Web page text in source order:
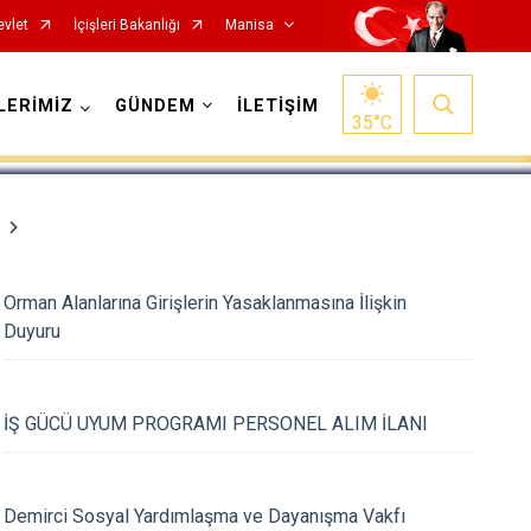
İçişleri Bakanlığı Manisa
Saruhanlı
GÜNDEM İLETİŞİM
35°C
Orman Alanlarına Girişlerin Yasaklanmasına İlişkin
Duyuru
İŞ GÜCÜ UYUM PROGRAMI PERSONEL ALIM İLANI
Demirci Sosyal Yardımlaşma ve Dayanışma Vakfı